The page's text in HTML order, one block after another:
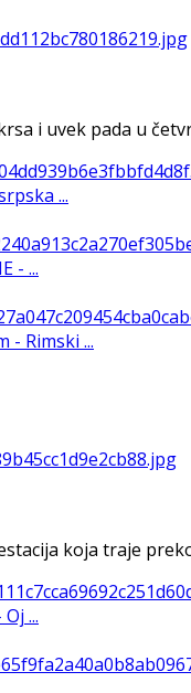
i uvek pada u
...
- ...
- Rimski ...
koja traje
...